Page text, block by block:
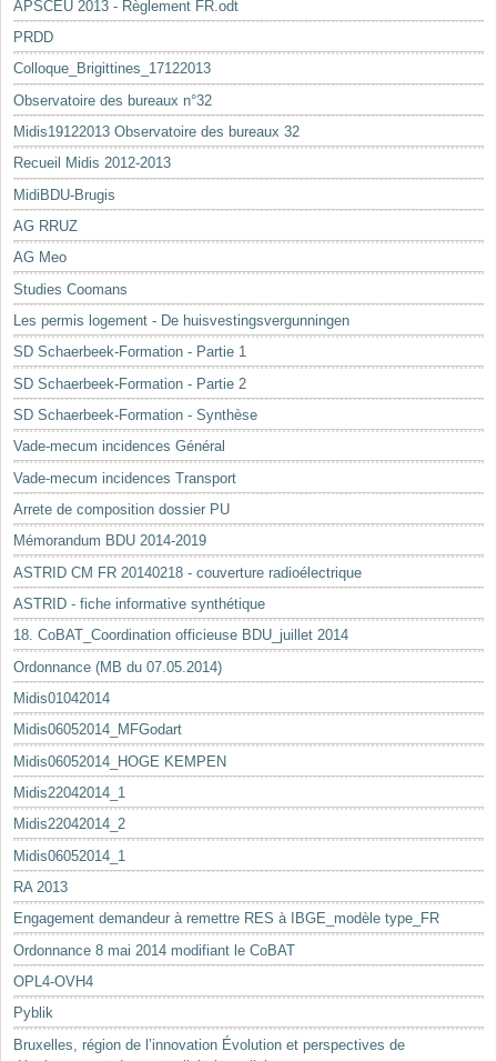
APSCEU 2013 - Règlement FR.odt
PRDD
Colloque_Brigittines_17122013
Observatoire des bureaux n°32
Midis19122013 Observatoire des bureaux 32
Recueil Midis 2012-2013
MidiBDU-Brugis
AG RRUZ
AG Meo
Studies Coomans
Les permis logement - De huisvestingsvergunningen
SD Schaerbeek-Formation - Partie 1
SD Schaerbeek-Formation - Partie 2
SD Schaerbeek-Formation - Synthèse
Vade-mecum incidences Général
Vade-mecum incidences Transport
Arrete de composition dossier PU
Mémorandum BDU 2014-2019
ASTRID CM FR 20140218 - couverture radioélectrique
ASTRID - fiche informative synthétique
18. CoBAT_Coordination officieuse BDU_juillet 2014
Ordonnance (MB du 07.05.2014)
Midis01042014
Midis06052014_MFGodart
Midis06052014_HOGE KEMPEN
Midis22042014_1
Midis22042014_2
Midis06052014_1
RA 2013
Engagement demandeur à remettre RES à IBGE_modèle type_FR
Ordonnance 8 mai 2014 modifiant le CoBAT
OPL4-OVH4
Pyblik
Bruxelles, région de l’innovation Évolution et perspectives de